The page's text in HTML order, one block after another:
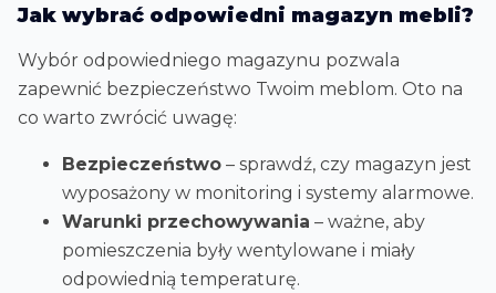
Jak wybrać odpowiedni magazyn mebli?
Wybór odpowiedniego magazynu pozwala
zapewnić bezpieczeństwo Twoim meblom. Oto na
co warto zwrócić uwagę:
Bezpieczeństwo – sprawdź, czy magazyn jest
wyposażony w monitoring i systemy alarmowe.
Warunki przechowywania – ważne, aby
pomieszczenia były wentylowane i miały
odpowiednią temperaturę.